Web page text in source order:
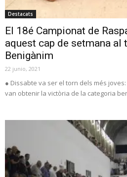
Destacats
El 18é Campionat de
aquest cap de setmana al
Benigànim
22 junio, 2021
● Dissabte va ser el torn dels més
van obtenir la victòria de la categoria